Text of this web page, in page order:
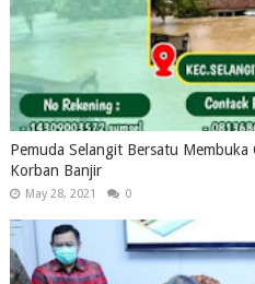
Pemuda Selangit Bersatu
Korban Banjir
May 28, 2021 0